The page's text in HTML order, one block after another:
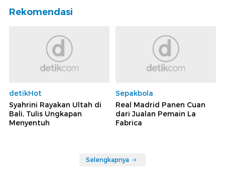
Rekomendasi
detikHot
Syahrini Rayakan Ultah di
Bali, Tulis Ungkapan
Menyentuh
Sepakbola
Real Madrid Panen Cuan
dari Jualan Pemain La
Fabrica
Selengkapnya